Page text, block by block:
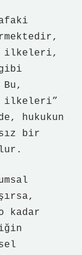
ilkeleri,
ilkeleri”
hukukun
bir
kadar